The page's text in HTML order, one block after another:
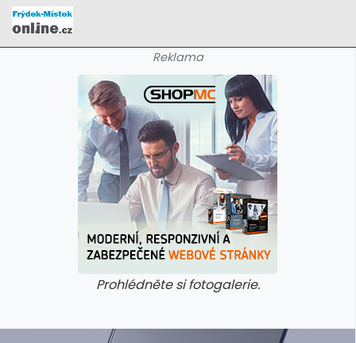
Reklama
Prohlédněte si fotogalerie.